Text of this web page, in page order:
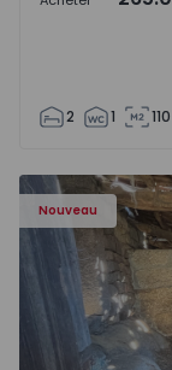
2 1 110
Nouveau
Maison Vila